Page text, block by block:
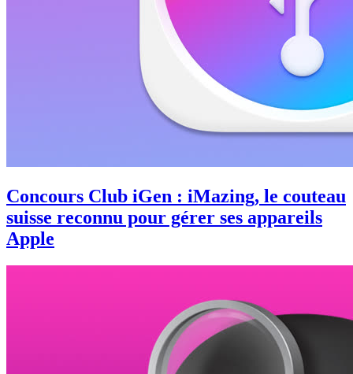
Concours Club iGen : iMazing, le couteau
suisse reconnu pour gérer ses appareils
Apple